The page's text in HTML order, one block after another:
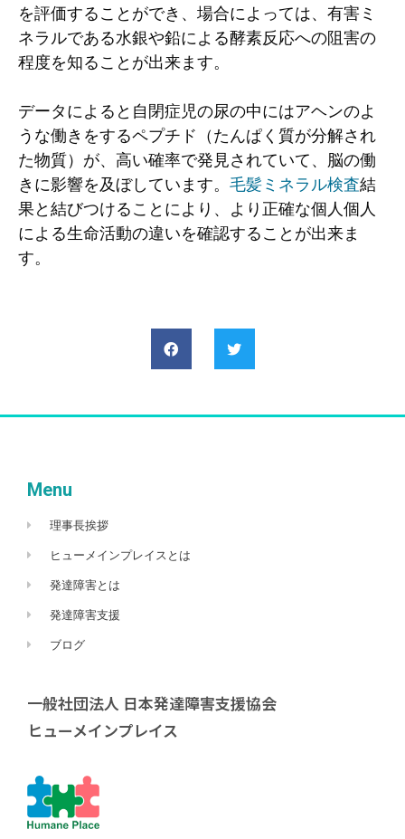
を評価することができ、場合によっては、有害ミ
ネラルである水銀や鉛による酵素反応への阻害の
程度を知ることが出来ます。
データによると自閉症児の尿の中にはアヘンのよ
うな働きをするペプチド（たんぱく質が分解され
た物質）が、高い確率で発見されていて、脳の働
きに影響を及ぼしています。 毛髪ミネラル検査結
果と結びつけることにより、より正確な個人個人
による生命活動の違いを確認することが出来ま
す。
一般社団法人 日本発達障害支援協会
ヒューメインプレイス
Menu
理事長挨拶
ヒューメインプレイスとは
発達障害とは
発達障害支援
ブログ